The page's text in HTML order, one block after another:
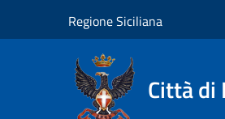
Regione Siciliana
Città di